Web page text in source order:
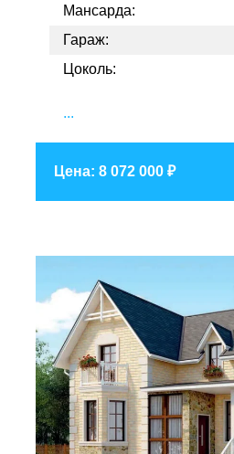
Мансарда:
Гараж:
Цоколь:
...
Цена: 8 072 000 ₽